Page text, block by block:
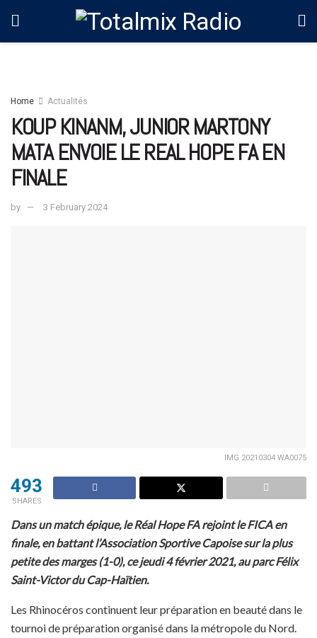
Home Actualités
KOUP KINANM, JUNIOR MARTONY
MATA ENVOIE LE REAL HOPE FA EN
FINALE
by 3 February 2024
IMG 20210304 WA0075
493
SHARES
Dans un match épique, le Réal Hope FA rejoint le FICA en
finale, en battant l’Association Sportive Capoise sur la plus
petite des marges (1-0), ce jeudi 4 février 2021, au parc Félix
Saint-Victor du Cap-Haïtien.
Les Rhinocéros continuent leur préparation en beauté dans le
tournoi de préparation organisé dans la métropole du Nord.